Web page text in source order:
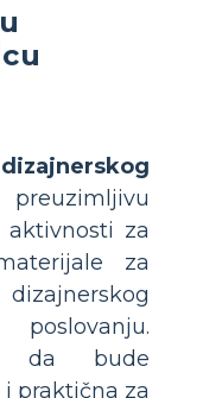
dizajnerskog
aktivnosti za
za
da bude
praktična za